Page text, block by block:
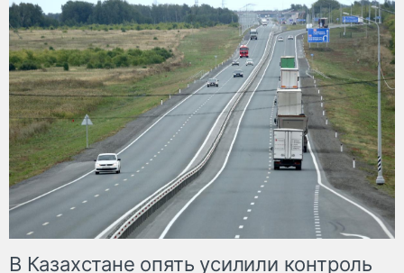
В Казахстане опять усилили контроль